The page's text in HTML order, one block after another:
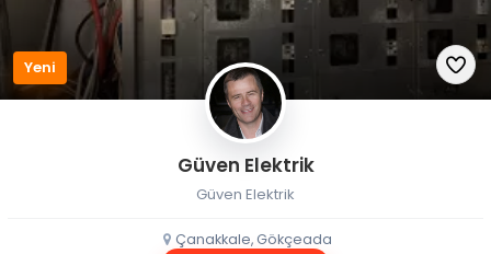
Yeni
Güven Elektrik
Güven Elektrik
Çanakkale, Gökçeada